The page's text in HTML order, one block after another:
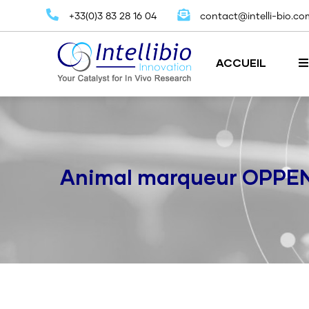
+33(0)3 83 28 16 04 contact@intelli-
principale
ACCUEIL
Animal marqueur